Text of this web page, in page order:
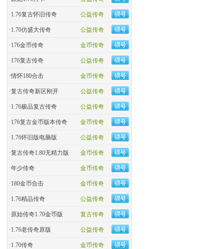
公益传奇
·1.76复古怀旧传奇
公益传奇
·1.70仿盛大传奇
金币传奇
·176金币传奇
公益传奇
·176复古传奇
金币传奇
·情怀180合击
公益传奇
·复古传奇新区刚开
公益传奇
·1.76极品复古传奇
金币传奇
·176复古金币版本传奇
公益传奇
·1.76怀旧版电脑版
金币传奇
·复古传奇1.80无精力版
金币传奇
·年少传奇
金币传奇
·180金币合击
公益传奇
·​1.76精品传奇
复古传奇
·原始传奇1.70金币版
公益传奇
·1.76老传奇原版
金币传奇
·1.70传奇